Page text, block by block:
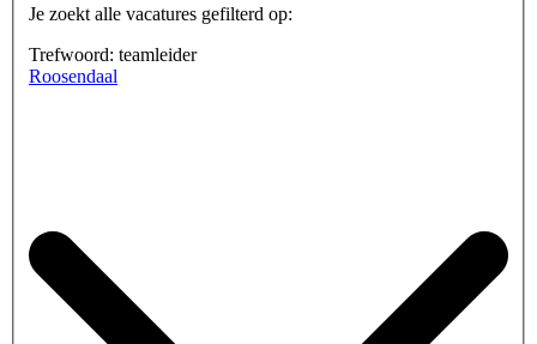
Je zoekt alle vacatures gefilterd op:
Trefwoord: teamleider
Roosendaal